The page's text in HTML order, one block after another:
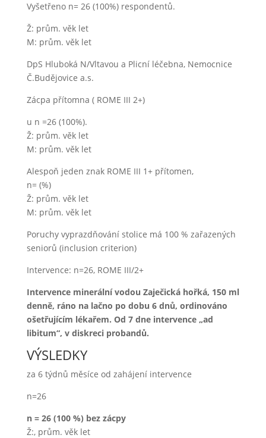
Vyšetřeno n= 26 (100%) respondentů.
Ž: prům. věk let
M: prům. věk let
DpS Hluboká N/Vltavou a Plicní léčebna, Nemocnice
Č.Budějovice a.s.
Zácpa přítomna ( ROME III 2+)
u n =26 (100%).
Ž: prům. věk let
M: prům. věk let
Alespoň jeden znak ROME III 1+ přítomen,
n= (%)
Ž: prům. věk let
M: prům. věk let
Poruchy vyprazdňování stolice má 100 % zařazených
seniorů (inclusion criterion)
Intervence: n=26, ROME III/2+
Intervence minerální vodou Zaječická hořká, 150 ml
denně, ráno na lačno po dobu 6 dnů, ordinováno
ošetřujícím lékařem. Od 7 dne intervence „ad
libitum“, v diskreci probandů.
VÝSLEDKY
za 6 týdnů měsíce od zahájení intervence
n=26
n = 26 (100 %) bez zácpy
Ž:, prům. věk let